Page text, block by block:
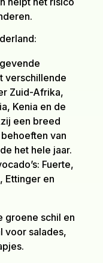
verschillende
Zuid-Afrika,
Kenia en de
een breed
van
het hele jaar.
Fuerte,
Ettinger en
groene schil en
voor salades,